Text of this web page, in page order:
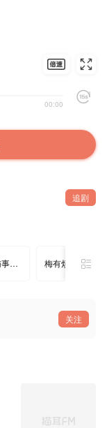
00:00
追剧
梅有烦恼事务所16投稿（2） 梅有烦恼事务所16投稿（3）
关注